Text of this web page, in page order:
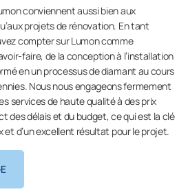
conviennent aussi bien aux
projets de rénovation. En tant
compter sur Lumon comme
faire, de la conception à l’installation
en un processus de diamant au cours
Nous nous engageons fermement
services de haute qualité à des prix
des délais et du budget, ce qui est la clé
d’un excellent résultat pour le projet.